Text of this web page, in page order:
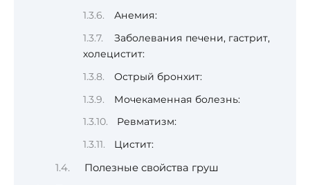
Анемия:
Заболевания печени, гастрит,
холецистит:
Острый бронхит:
Мочекаменная болезнь:
Ревматизм:
Цистит:
Полезные свойства груш